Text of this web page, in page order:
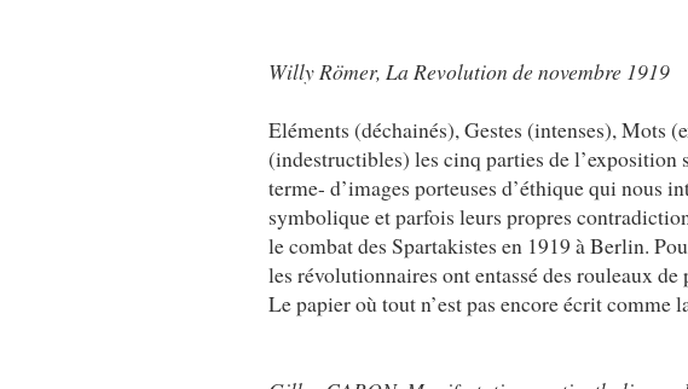
Willy Römer, La Revolution de novembre 1919
Eléments (déchainés), Gestes (intenses), Mots
(indestructibles) les cinq parties de l’exposition
terme- d’images porteuses d’éthique qui nous
symbolique et parfois leurs propres
le combat des Spartakistes en 1919 à Berlin.
les révolutionnaires ont entassé des rouleaux
Le papier où tout n’est pas encore écrit comme